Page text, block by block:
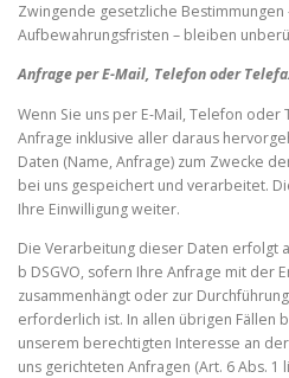
Zwingende gesetzliche
Aufbewahrungsfristen – bleiben
Anfrage per E-Mail, Telefon oder
Wenn Sie uns per E-Mail, Telefon
Anfrage inklusive aller daraus
Daten (Name, Anfrage) zum Zwecke
bei uns gespeichert und verarbeitet.
Ihre Einwilligung weiter.
Die Verarbeitung dieser Daten erfolgt
b DSGVO, sofern Ihre Anfrage mit der
zusammenhängt oder zur
erforderlich ist. In allen übrigen Fällen
unserem berechtigten Interesse an
uns gerichteten Anfragen (Art. 6 Abs. 1